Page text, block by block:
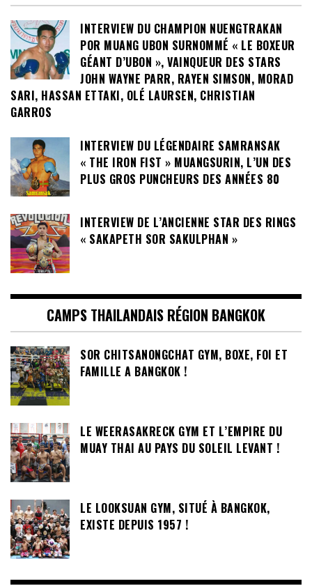
INTERVIEW DU CHAMPION NUENGTRAKAN
POR MUANG UBON SURNOMMÉ « LE BOXEUR
GÉANT D’UBON », VAINQUEUR DES STARS
JOHN WAYNE PARR, RAYEN SIMSON, MORAD
SARI, HASSAN ETTAKI, OLÉ LAURSEN, CHRISTIAN
GARROS
INTERVIEW DU LÉGENDAIRE SAMRANSAK
« THE IRON FIST » MUANGSURIN, L’UN DES
PLUS GROS PUNCHEURS DES ANNÉES 80
INTERVIEW DE L’ANCIENNE STAR DES RINGS
« SAKAPETH SOR SAKULPHAN »
CAMPS THAILANDAIS RÉGION BANGKOK
SOR CHITSANONGCHAT GYM, BOXE, FOI ET
FAMILLE A BANGKOK !
LE WEERASAKRECK GYM ET L’EMPIRE DU
MUAY THAI AU PAYS DU SOLEIL LEVANT !
LE LOOKSUAN GYM, SITUÉ À BANGKOK,
EXISTE DEPUIS 1957 !